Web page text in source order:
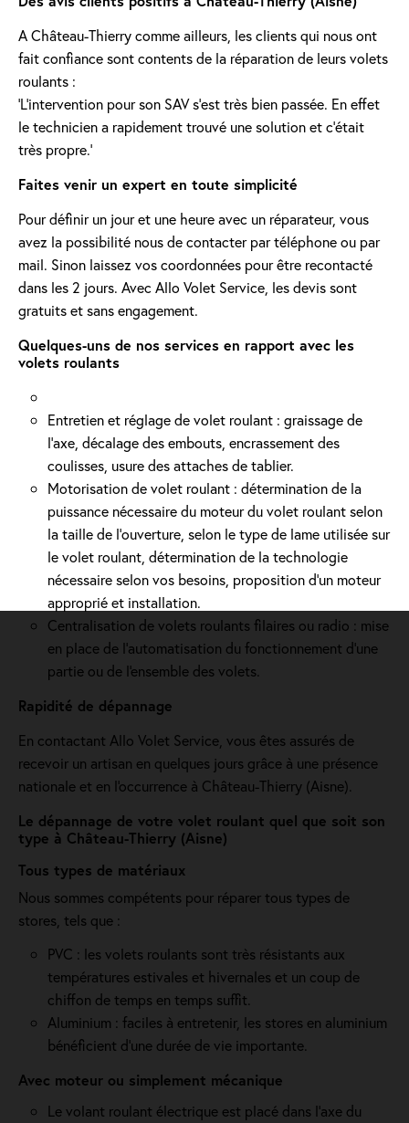
A Château-Thierry comme ailleurs, les clients qui nous ont
fait confiance sont contents de la réparation de leurs volets
roulants :
'L’intervention pour son SAV s’est très bien passée. En effet
le technicien a rapidement trouvé une solution et c’était
très propre.'
Faites venir un expert en toute simplicité
Pour définir un jour et une heure avec un réparateur, vous
avez la possibilité nous de contacter par téléphone ou par
mail. Sinon laissez vos coordonnées pour être recontacté
dans les 2 jours. Avec Allo Volet Service, les devis sont
gratuits et sans engagement.
Quelques-uns de nos services en rapport avec les
volets roulants
Entretien et réglage de volet roulant : graissage de
l’axe, décalage des embouts, encrassement des
coulisses, usure des attaches de tablier.
Motorisation de volet roulant : détermination de la
puissance nécessaire du moteur du volet roulant selon
la taille de l’ouverture, selon le type de lame utilisée sur
le volet roulant, détermination de la technologie
nécessaire selon vos besoins, proposition d'un moteur
approprié et installation.
Centralisation de volets roulants filaires ou radio : mise
en place de l'automatisation du fonctionnement d’une
partie ou de l'ensemble des volets.
Rapidité de dépannage
En contactant Allo Volet Service, vous êtes assurés de
recevoir un artisan en quelques jours grâce à une présence
nationale et en l'occurrence à Château-Thierry (Aisne).
Le dépannage de votre volet roulant quel que soit son
type à Château-Thierry (Aisne)
Tous types de matériaux
Nous sommes compétents pour réparer tous types de
stores, tels que :
PVC : les volets roulants sont très résistants aux
températures estivales et hivernales et un coup de
chiffon de temps en temps suffit.
Aluminium : faciles à entretenir, les stores en aluminium
bénéficient d'une durée de vie importante.
Avec moteur ou simplement mécanique
Le volant roulant électrique est placé dans l’axe du